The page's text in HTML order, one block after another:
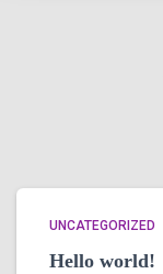
UNCATEGORIZED
Hello world!